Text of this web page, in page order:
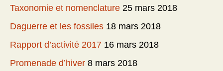
Taxonomie et nomenclature 25 mars 2018
Daguerre et les fossiles 18 mars 2018
Rapport d’activité 2017 16 mars 2018
Promenade d’hiver 8 mars 2018